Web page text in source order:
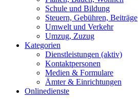
Schule und Bildung
Steuern, Gebühren, Beiträge
Umwelt und Verkehr
Umzug, Zuzug
Kategorien
Dienstleistungen (aktiv)
Kontaktpersonen
Medien & Formulare
Ämter & Einrichtungen
Onlinedienste